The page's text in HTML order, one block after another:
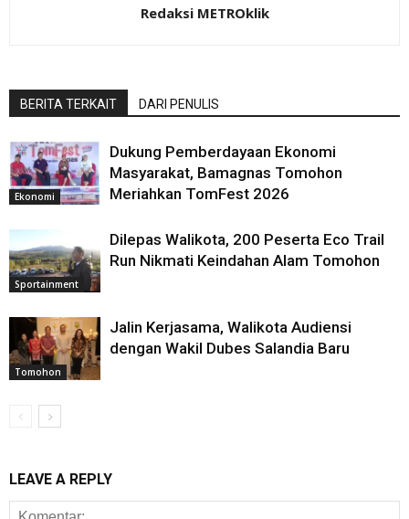
Redaksi METROklik
BERITA TERKAIT DARI PENULIS
Ekonomi
Dukung Pemberdayaan Ekonomi
Masyarakat, Bamagnas Tomohon
Meriahkan TomFest 2026
Sportainment
Dilepas Walikota, 200 Peserta Eco Trail
Run Nikmati Keindahan Alam Tomohon
Tomohon
Jalin Kerjasama, Walikota Audiensi
dengan Wakil Dubes Salandia Baru
LEAVE A REPLY